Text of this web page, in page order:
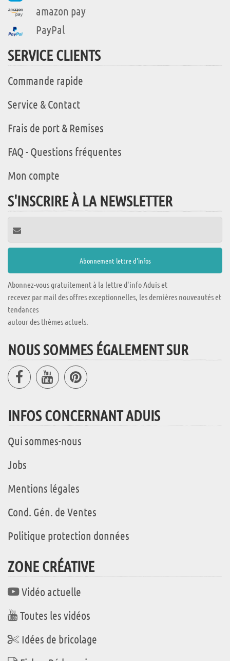
amazon pay
PayPal
SERVICE CLIENTS
Commande rapide
Service & Contact
Frais de port & Remises
FAQ - Questions fréquentes
Mon compte
S'INSCRIRE À LA NEWSLETTER
Abonnez-vous gratuitement à la lettre d'info Aduis et
recevez par mail des offres exceptionnelles, les dernières nouveautés et
tendances
autour des thèmes actuels.
NOUS SOMMES ÉGALEMENT SUR
INFOS CONCERNANT ADUIS
Qui sommes-nous
Jobs
Mentions légales
Cond. Gén. de Ventes
Politique protection données
ZONE CRÉATIVE
Vidéo actuelle
Toutes les vidéos
Idées de bricolage